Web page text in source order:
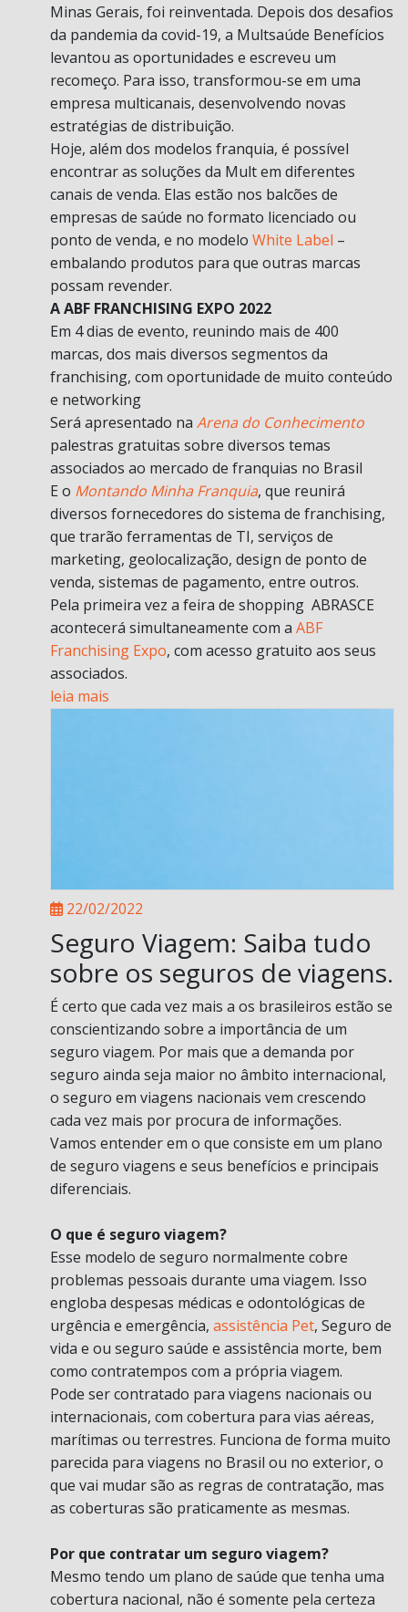
Minas Gerais, foi reinventada. Depois dos desafios
da pandemia da covid-19, a Multsaúde Benefícios
levantou as oportunidades e escreveu um
recomeço. Para isso, transformou-se em uma
empresa multicanais, desenvolvendo novas
estratégias de distribuição.
Hoje, além dos modelos franquia, é possível
encontrar as soluções da Mult em diferentes
canais de venda. Elas estão nos balcões de
empresas de saúde no formato licenciado ou
ponto de venda, e no modelo White Label –
embalando produtos para que outras marcas
possam revender.
A ABF FRANCHISING EXPO 2022
Em 4 dias de evento, reunindo mais de 400
marcas, dos mais diversos segmentos da
franchising, com oportunidade de muito conteúdo
e networking
Será apresentado na Arena do Conhecimento
palestras gratuitas sobre diversos temas
associados ao mercado de franquias no Brasil
E o Montando Minha Franquia, que reunirá
diversos fornecedores do sistema de franchising,
que trarão ferramentas de TI, serviços de
marketing, geolocalização, design de ponto de
venda, sistemas de pagamento, entre outros.
Pela primeira vez a feira de shopping ABRASCE
acontecerá simultaneamente com a ABF
Franchising Expo, com acesso gratuito aos seus
associados.
leia mais
22/02/2022
Seguro Viagem: Saiba tudo
sobre os seguros de viagens.
É certo que cada vez mais a os brasileiros estão se
conscientizando sobre a importância de um
seguro viagem. Por mais que a demanda por
seguro ainda seja maior no âmbito internacional,
o seguro em viagens nacionais vem crescendo
cada vez mais por procura de informações.
Vamos entender em o que consiste em um plano
de seguro viagens e seus benefícios e principais
diferenciais.
O que é seguro viagem?
Esse modelo de seguro normalmente cobre
problemas pessoais durante uma viagem. Isso
engloba despesas médicas e odontológicas de
urgência e emergência, assistência Pet, Seguro de
vida e ou seguro saúde e assistência morte, bem
como contratempos com a própria viagem.
Pode ser contratado para viagens nacionais ou
internacionais, com cobertura para vias aéreas,
marítimas ou terrestres. Funciona de forma muito
parecida para viagens no Brasil ou no exterior, o
que vai mudar são as regras de contratação, mas
as coberturas são praticamente as mesmas.
Por que contratar um seguro viagem?
Mesmo tendo um plano de saúde que tenha uma
cobertura nacional, não é somente pela certeza